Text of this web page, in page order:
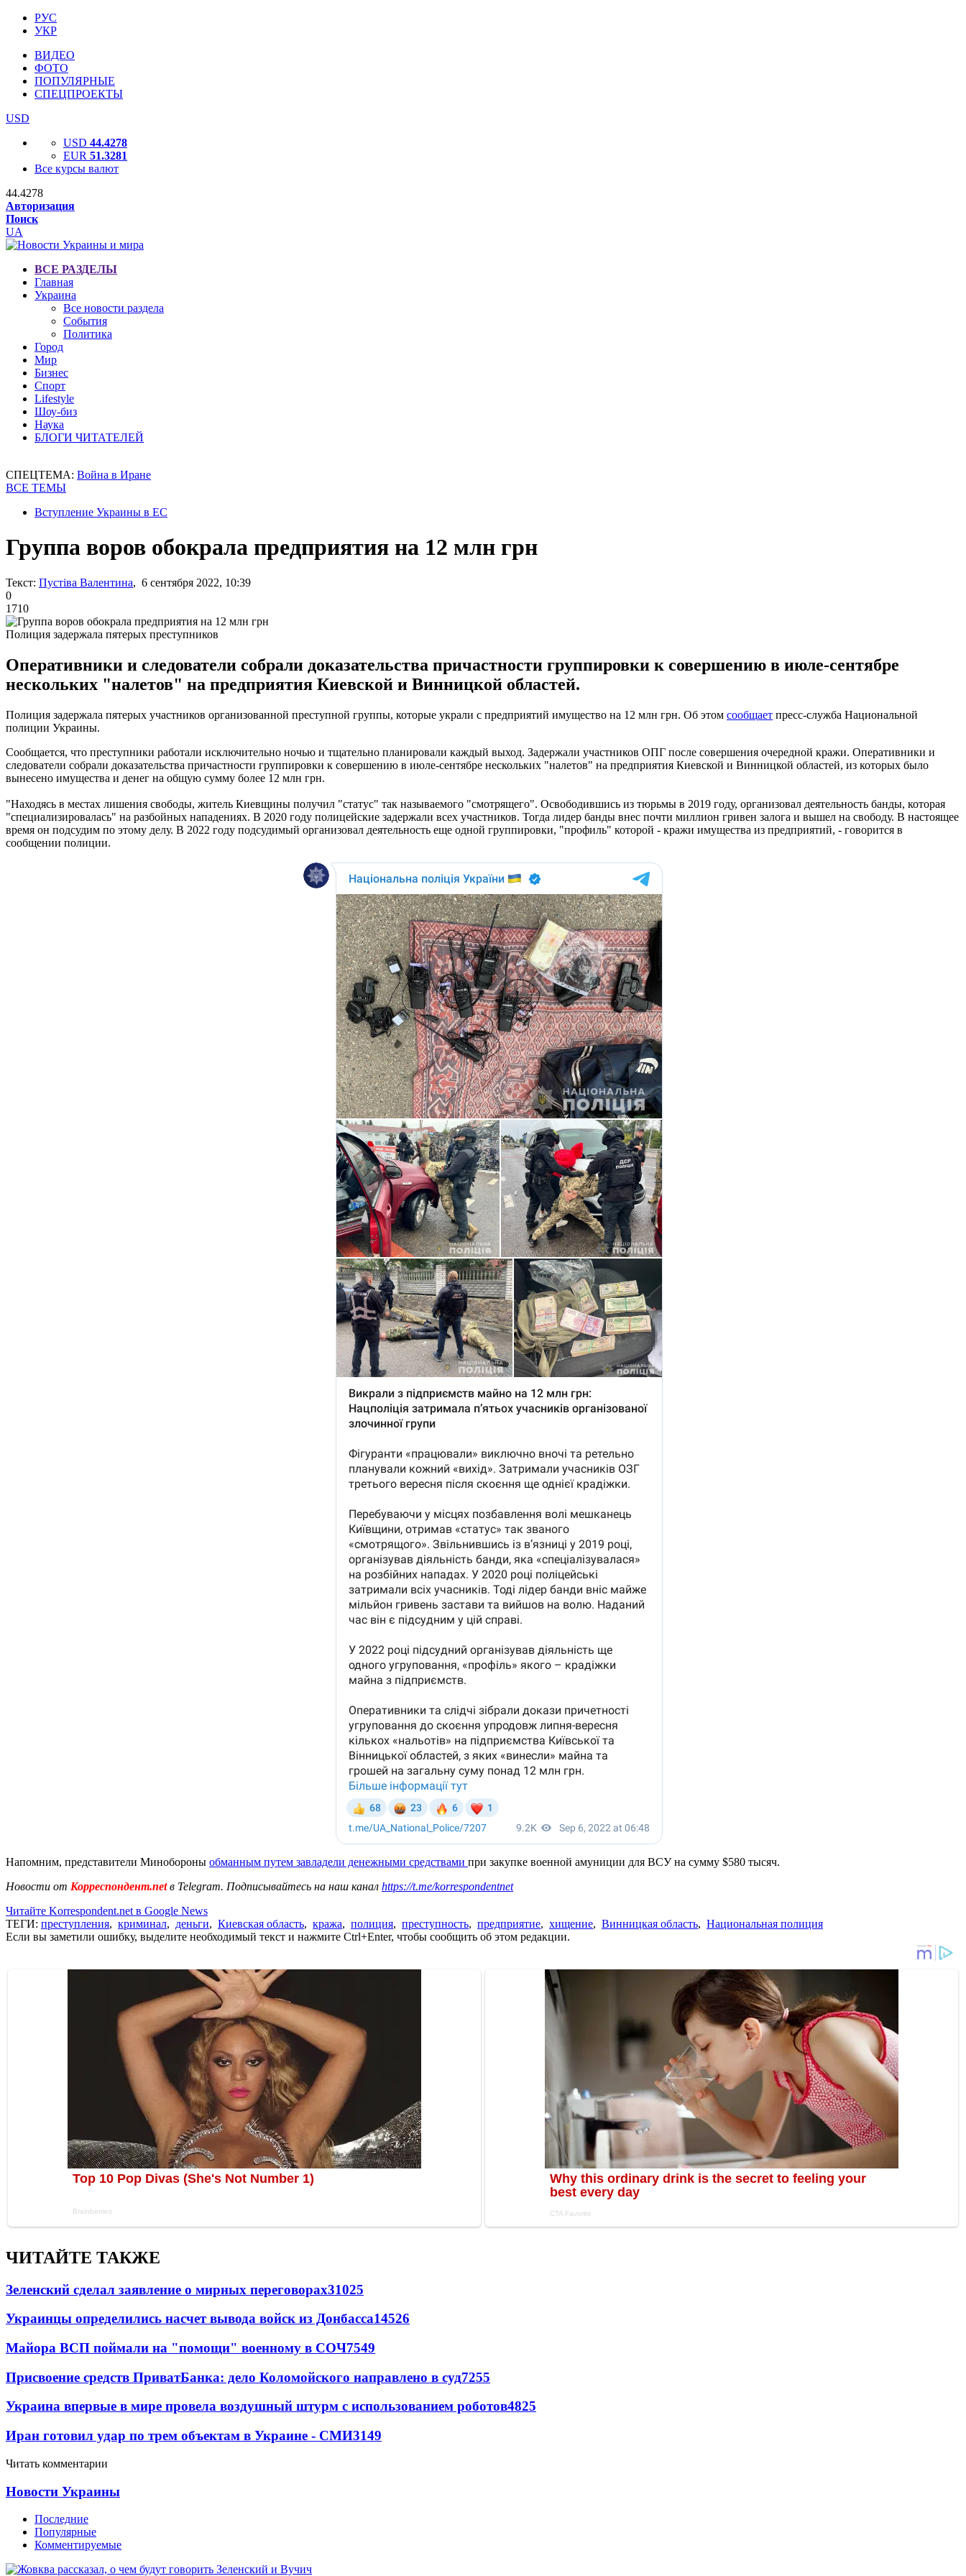
РУС
УКР
ВИДЕО
ФОТО
ПОПУЛЯРНЫЕ
СПЕЦПРОЕКТЫ
USD
USD 44.4278
EUR 51.3281
Все курсы валют
44.4278
Авторизация
Поиск
UA
ВСЕ РАЗДЕЛЫ
Главная
Украина
Все новости раздела
События
Политика
Город
Мир
Бизнес
Спорт
Lifestyle
Шоу-биз
Наука
БЛОГИ ЧИТАТЕЛЕЙ
СПЕЦТЕМА: Война в Иране
ВСЕ ТЕМЫ
Вступление Украины в ЕС
Группа воров обокрала предприятия на 12 млн грн
Текст: Пустіва Валентина, 6 сентября 2022, 10:39
0
1710
Полиция задержала пятерых преступников
Оперативники и следователи собрали доказательства причастности группировки к совершению в июле-сентябре
нескольких "налетов" на предприятия Киевской и Винницкой областей.
Полиция задержала пятерых участников организованной преступной группы, которые украли с предприятий имущество на 12 млн грн. Об этом сообщает пресс-служба Национальной
полиции Украины.
Сообщается, что преступники работали исключительно ночью и тщательно планировали каждый выход. Задержали участников ОПГ после совершения очередной кражи. Оперативники и
следователи собрали доказательства причастности группировки к совершению в июле-сентябре нескольких "налетов" на предприятия Киевской и Винницкой областей, из которых было
вынесено имущества и денег на общую сумму более 12 млн грн.
"Находясь в местах лишения свободы, житель Киевщины получил "статус" так называемого "смотрящего". Освободившись из тюрьмы в 2019 году, организовал деятельность банды, которая
"специализировалась" на разбойных нападениях. В 2020 году полицейские задержали всех участников. Тогда лидер банды внес почти миллион гривен залога и вышел на свободу. В настоящее
время он подсудим по этому делу. В 2022 году подсудимый организовал деятельность еще одной группировки, "профиль" которой - кражи имущества из предприятий, - говорится в
сообщении полиции.
Напомним, представители Минобороны обманным путем завладели денежными средствами при закупке военной амуниции для ВСУ на сумму $580 тысяч.
Новости от Корреспондент.netв Telegram. Подписывайтесь на наш канал https://t.me/korrespondentnet
Читайте Korrespondent.net в Google News
ТЕГИ: преступления, криминал, деньги, Киевская область, кража, полиция, преступность, предприятие, хищение, Винницкая область, Национальная полиция
Если вы заметили ошибку, выделите необходимый текст и нажмите Ctrl+Enter, чтобы сообщить об этом редакции.
ЧИТАЙТЕ ТАКЖЕ
Зеленский сделал заявление о мирных переговорах31025
Украинцы определились насчет вывода войск из Донбасса14526
Майора ВСП поймали на "помощи" военному в СОЧ7549
Присвоение средств ПриватБанка: дело Коломойского направлено в суд7255
Украина впервые в мире провела воздушный штурм с использованием роботов4825
Иран готовил удар по трем объектам в Украине - СМИ3149
Читать комментарии
Новости Украины
Последние
Популярные
Комментируемые